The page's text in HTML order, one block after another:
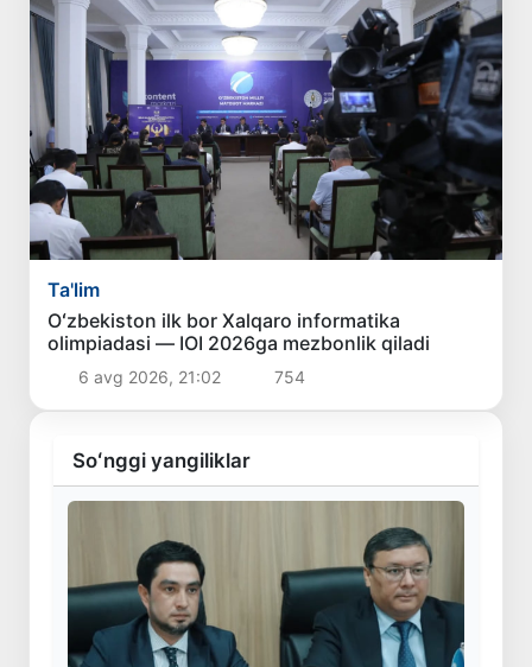
Ta'lim
Oʻzbekiston ilk bor Xalqaro informatika
olimpiadasi — IOI 2026ga mezbonlik qiladi
6 avg 2026, 21:02 754
Soʻnggi yangiliklar